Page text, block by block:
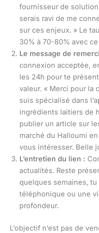
fournisseur de
serais ravi de me
sur ces enjeux. » Le
30% à 70-80% avec
Le message de
connexion acceptée,
les 24h pour te
valeur. « Merci pour la
suis spécialisé dans
ingrédients laitiers de
publier un article sur
marché du Halloumi
vous intéresser. Belle
L’entretien du lien :
actualités. Reste
quelques semaines,
téléphonique ou une
profondeur.
L’objectif n’est pas de